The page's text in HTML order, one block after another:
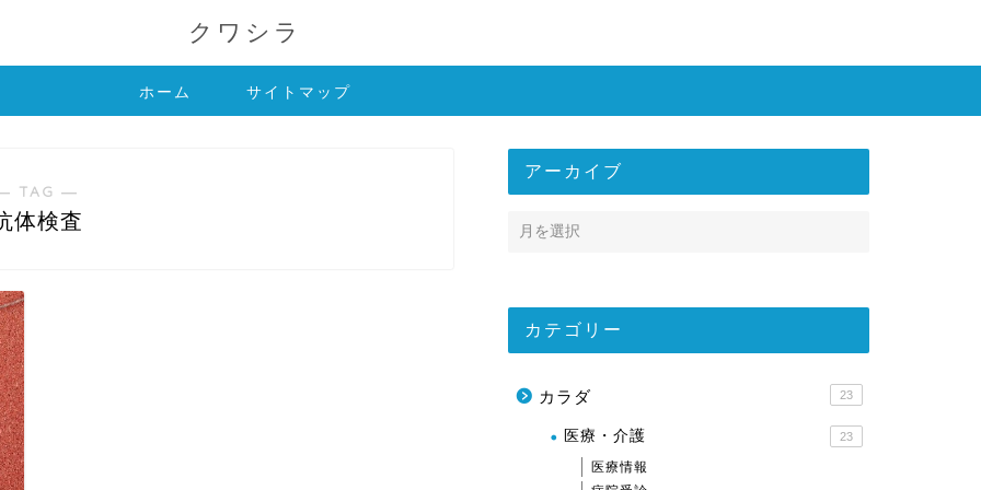
クワシラ
ホーム サイトマップ
TAG ―
体検査
アーカイブ
カテゴリー
カラダ 23
医療・介護 23
医療情報